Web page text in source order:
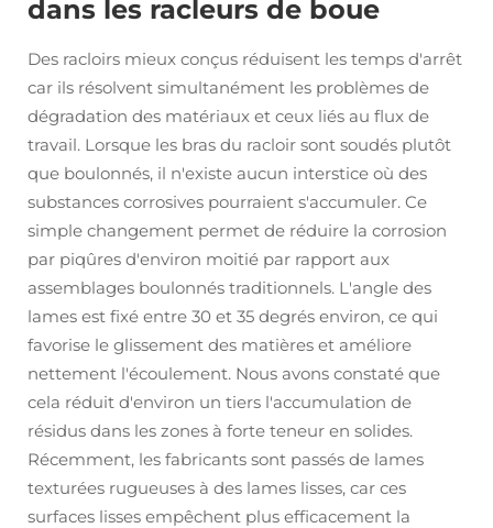
dans les racleurs de boue
Des racloirs mieux conçus réduisent les temps d'arrêt
car ils résolvent simultanément les problèmes de
dégradation des matériaux et ceux liés au flux de
travail. Lorsque les bras du racloir sont soudés plutôt
que boulonnés, il n'existe aucun interstice où des
substances corrosives pourraient s'accumuler. Ce
simple changement permet de réduire la corrosion
par piqûres d'environ moitié par rapport aux
assemblages boulonnés traditionnels. L'angle des
lames est fixé entre 30 et 35 degrés environ, ce qui
favorise le glissement des matières et améliore
nettement l'écoulement. Nous avons constaté que
cela réduit d'environ un tiers l'accumulation de
résidus dans les zones à forte teneur en solides.
Récemment, les fabricants sont passés de lames
texturées rugueuses à des lames lisses, car ces
surfaces lisses empêchent plus efficacement la